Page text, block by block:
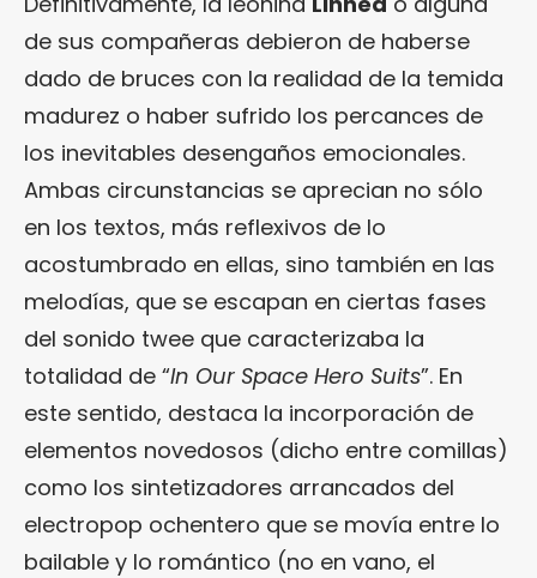
de sus compañeras debieron de haberse
dado de bruces con la realidad de la temida
madurez o haber sufrido los percances de
los inevitables desengaños emocionales.
Ambas circunstancias se aprecian no sólo
en los textos, más reflexivos de lo
acostumbrado en ellas, sino también en las
melodías, que se escapan en ciertas fases
del sonido twee que caracterizaba la
totalidad de “In Our Space Hero Suits”. En
este sentido, destaca la incorporación de
elementos novedosos (dicho entre comillas)
como los sintetizadores arrancados del
electropop ochentero que se movía entre lo
bailable y lo romántico (no en vano, el